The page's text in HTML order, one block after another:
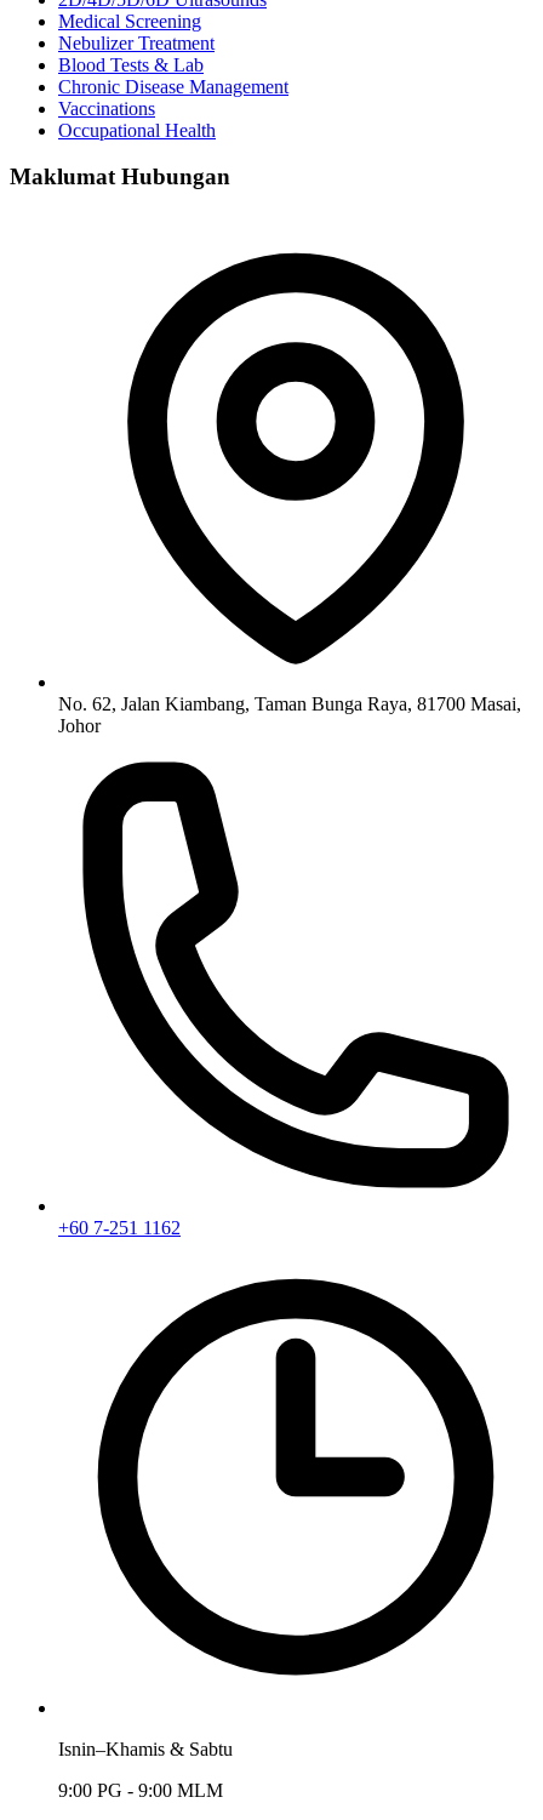
Medical Screening
Nebulizer Treatment
Blood Tests & Lab
Chronic Disease Management
Vaccinations
Occupational Health
Maklumat Hubungan
No. 62, Jalan Kiambang, Taman Bunga Raya, 81700 Masai,
Johor
+60 7-251 1162
Isnin–Khamis & Sabtu
9:00 PG - 9:00 MLM